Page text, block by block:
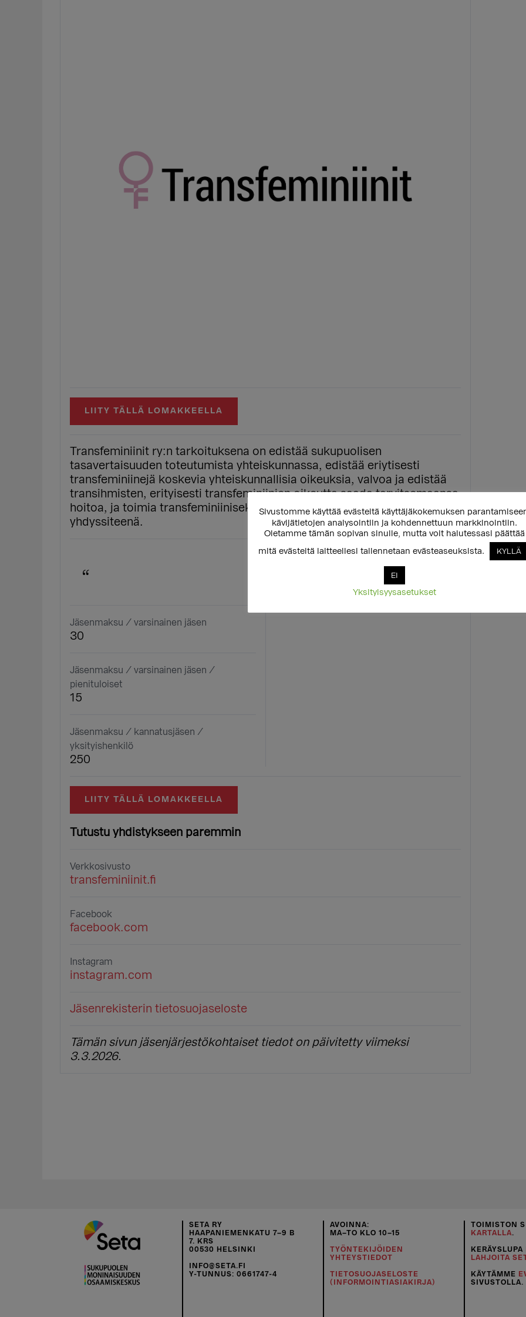
LIITY TÄLLÄ LOMAKKEELLA
Transfeminiinit ry:n tarkoituksena on edistää sukupuolisen
tasavertaisuuden toteutumista yhteiskunnassa, edistää eriytisesti
transfeminiinejä koskevia yhteiskunnallisia oikeuksia, valvoa ja edistää
transihmisten, erityisesti transfeminiinien oikeutta saada tarvitsemaansa
hoitoa, ja toimia transfeminiiniseksi itsensä määrittävien henkilöiden
yhdyssiteenä.
Jäsenmaksu / varsinainen jäsen
30
Jäsenmaksu / varsinainen jäsen /
pienituloiset
15
Jäsenmaksu / kannatusjäsen /
yksityishenkilö
250
LIITY TÄLLÄ LOMAKKEELLA
Tutustu yhdistykseen paremmin
Verkkosivusto
transfeminiinit.fi
Facebook
facebook.com
Instagram
instagram.com
Jäsenrekisterin tietosuojaseloste
Tämän sivun jäsenjärjestökohtaiset tiedot on päivitetty viimeksi
3.3.2026.
SETA RY
HAAPANIEMENKATU 7–9 B
7. KRS
00530 HELSINKI
INFO@SETA.FI
Y-TUNNUS: 0661747-4
AVOINNA:
MA–TO KLO 10–15
TYÖNTEKIJÖIDEN
YHTEYSTIEDOT
TIETOSUOJASELOSTE
(INFORMOINTIASIAKIRJA)
TOIMISTON
KARTALLA.
KERÄYSLUPA
LAHJOITA
KÄYTÄMME
SIVUSTOLLA.
Sivustomme käyttää evästeitä käyttäjäkokemuksen
kävijätietojen analysointiin ja kohdennettuun markkinointiin.
Oletamme tämän sopivan sinulle, mutta voit halutessasi päättää
mitä evästeitä laitteellesi tallennetaan evästeaseuksista.
KYLLÄ
EI
Yksityisyysasetukset